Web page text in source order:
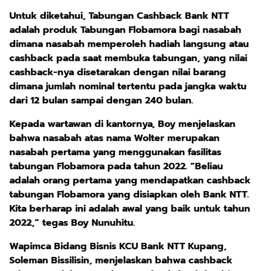
Untuk diketahui, Tabungan Cashback Bank NTT
adalah produk Tabungan Flobamora bagi nasabah
dimana nasabah memperoleh hadiah langsung atau
cashback pada saat membuka tabungan, yang nilai
cashback-nya disetarakan dengan nilai barang
dimana jumlah nominal tertentu pada jangka waktu
dari 12 bulan sampai dengan 240 bulan.
Kepada wartawan di kantornya, Boy menjelaskan
bahwa nasabah atas nama Wolter merupakan
nasabah pertama yang menggunakan fasilitas
tabungan Flobamora pada tahun 2022. “Beliau
adalah orang pertama yang mendapatkan cashback
tabungan Flobamora yang disiapkan oleh Bank NTT.
Kita berharap ini adalah awal yang baik untuk tahun
2022,” tegas Boy Nunuhitu.
Wapimca Bidang Bisnis KCU Bank NTT Kupang,
Soleman Bissilisin, menjelaskan bahwa cashback